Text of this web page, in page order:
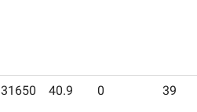
31650 40.9 0 39